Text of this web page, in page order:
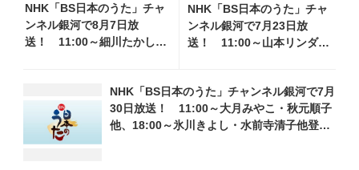
NHK「BS日本のうた」チャ
ンネル銀河で8月7日放
送！ 11:00～細川たかし・
場！ 各放送回の出演者・
曲目情報
NHK「BS日本のうた」チャ
ンネル銀河で7月23日放
送！ 11:00～山本リンダ・
各放送回の出演者・曲目情報
NHK「BS日本のうた」チャンネル銀河で7月
30日放送！ 11:00～大月みやこ・秋元順子
他、18:00～氷川きよし・水前寺清子他登